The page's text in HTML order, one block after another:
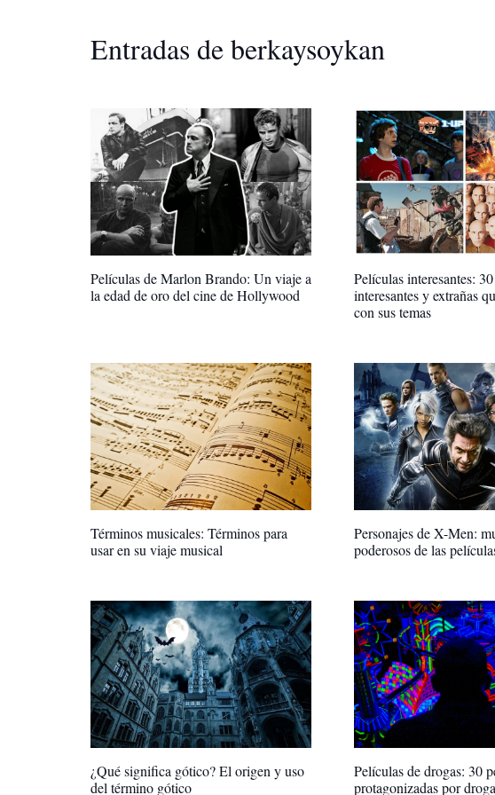
Entradas de berkaysoykan
Películas de Marlon Brando: Un viaje a
la edad de oro del cine de Hollywood
Películas interesantes:
interesantes y extrañas
con sus temas
Términos musicales: Términos para
usar en su viaje musical
Personajes de X-Men:
poderosos de las
¿Qué significa gótico? El origen y uso
del término gótico
Películas de drogas: 30
protagonizadas por